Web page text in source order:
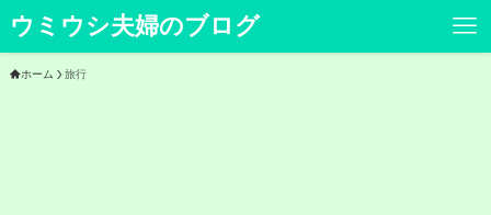
ウミウシ夫婦のブログ
ホーム 旅行